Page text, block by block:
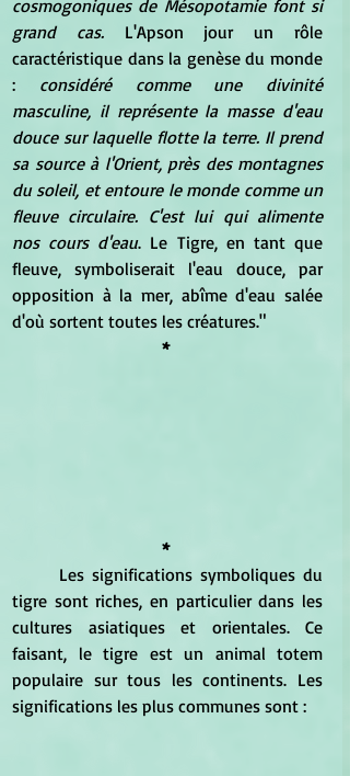
cosmogoniques de Mésopotamie font si
grand cas. L'Apson jour un rôle
caractéristique dans la genèse du monde
: considéré comme une divinité
masculine, il représente la masse d'eau
douce sur laquelle flotte la terre. Il prend
sa source à l'Orient, près des montagnes
du soleil, et entoure le monde comme un
fleuve circulaire. C'est lui qui alimente
nos cours d'eau. Le Tigre, en tant que
fleuve, symboliserait l'eau douce, par
opposition à la mer, abîme d'eau salée
d'où sortent toutes les créatures."
*
*
tigre sont riches, en particulier dans les
cultures asiatiques et orientales. Ce
faisant, le tigre est un animal totem
populaire sur tous les continents. Les
significations les plus communes sont :